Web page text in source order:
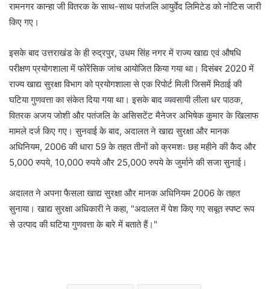
रामनगर कान्हा जी वितरक के साथ-साथ पतंजलि आयुर्वेद लिमिटेड को नोटिस जारी
किए गए।
इसके बाद उत्तराखंड के ही रुद्रपुर, उधम सिंह नगर में राज्य खाद्य एवं औषधि
परीक्षण प्रयोगशाला में फोरेंसिक जांच आयोजित किया गया था। दिसंबर 2020 में
राज्य खाद्य सुरक्षा विभाग को प्रयोगशाला से एक रिपोर्ट मिली जिसमें मिठाई की
घटिया गुणवत्ता का संकेत दिया गया था। इसके बाद व्यवसायी लीला धर पाठक,
वितरक अजय जोशी और पतंजलि के असिसटेंट मैनेजर अभिषेक कुमार के खिलाफ
मामले दर्ज किए गए। सुनवाई के बाद, अदालत ने खाद्य सुरक्षा और मानक
अधिनियम, 2006 की धारा 59 के तहत तीनों को क्रमशः छह महीने की कैद और
5,000 रुपये, 10,000 रुपये और 25,000 रुपये के जुर्माने की सजा सुनाई।
अदालत ने अपना फैसला खाद्य सुरक्षा और मानक अधिनियम 2006 के तहत
सुनाया। खाद्य सुरक्षा अधिकारी ने कहा, "अदालत में पेश किए गए सबूत स्पष्ट रूप
से उत्पाद की घटिया गुणवत्ता के बारे में बताते हैं।"